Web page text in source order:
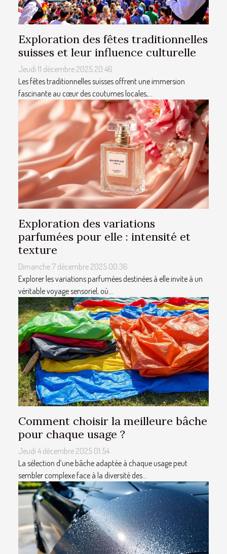
Exploration des fêtes traditionnelles
suisses et leur influence culturelle
Jeudi 11 décembre 2025 20:46
Les fêtes traditionnelles suisses offrent une immersion
fascinante au cœur des coutumes locales,...
Exploration des variations
parfumées pour elle : intensité et
texture
Dimanche 7 décembre 2025 00:36
Explorer les variations parfumées destinées à elle invite à un
véritable voyage sensoriel, où...
Comment choisir la meilleure bâche
pour chaque usage ?
Jeudi 4 décembre 2025 01:54
La sélection d’une bâche adaptée à chaque usage peut
sembler complexe face à la diversité des...